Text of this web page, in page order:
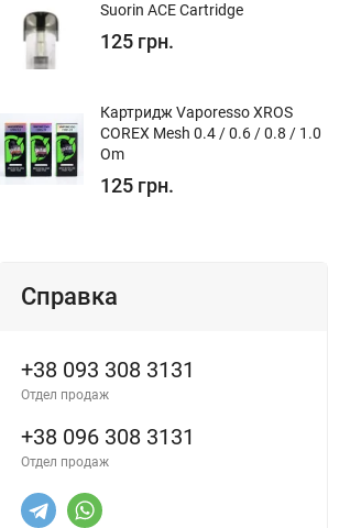
SLICED Salt -
Melon [ Набір 30
/ 50 mg, 30 ml ]
Suorin ACE Cartridge
125 грн.
Картридж Vaporesso XROS
COREX Mesh 0.4 / 0.6 / 0.8 / 1.0
Om
125 грн.
Справка
+38 093 308 3131
Отдел продаж
+38 096 308 3131
Отдел продаж